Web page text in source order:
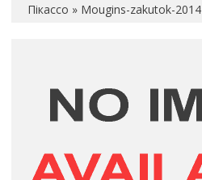
Пікассо » Mougins-zakutok-2014